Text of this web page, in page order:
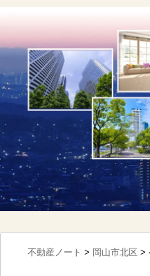
不動産ノート > 岡山市北区 >